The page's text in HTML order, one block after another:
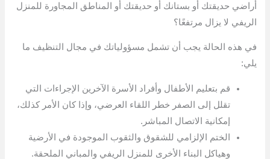
أراضي حديقتك أو بستانك أو حديقتك أو المناطق المجاورة للمنزل
الريفي لا يزال مرتفعًا؟
في هذه الحالة يجب أن تشمل مسؤولياتك في مجال التنظيف ما
يلي:
قم بتعليم الأطفال وأفراد الأسرة الآخرين الإجراءات التي
تقلل إلى الصفر خطر اللقاء العرضي، وإذا كان الأمر كذلك،
إمكانية الاتصال المباشر.
الختم الإلزامي للشقوق والثقوب الموجودة في الأرضية
وهياكل البناء الأخرى للمنزل الريفي والمباني الملحقة.